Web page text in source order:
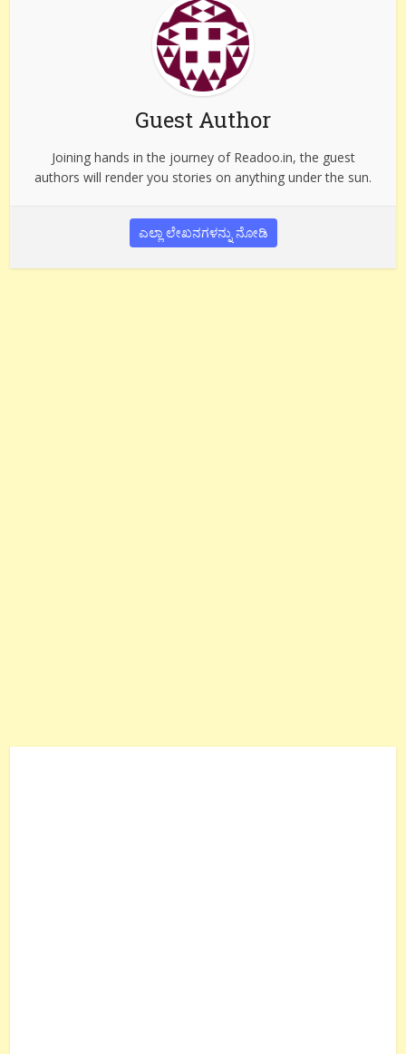
Guest Author
Joining hands in the journey of Readoo.in, the guest
authors will render you stories on anything under the sun.
ಎಲ್ಲಾ ಲೇಖನಗಳನ್ನು ನೋಡಿ